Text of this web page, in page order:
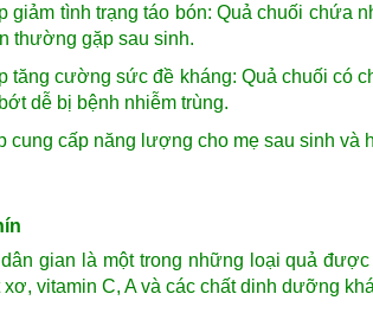
giảm tình trạng táo bón: Quả chuối chứa
thường gặp sau sinh.
tăng cường sức đề kháng: Quả chuối có
dễ bị bệnh nhiễm trùng.
cung cấp năng lượng cho mẹ sau sinh và
gian là một trong những loại quả
vitamin C, A và các chất dinh dưỡng